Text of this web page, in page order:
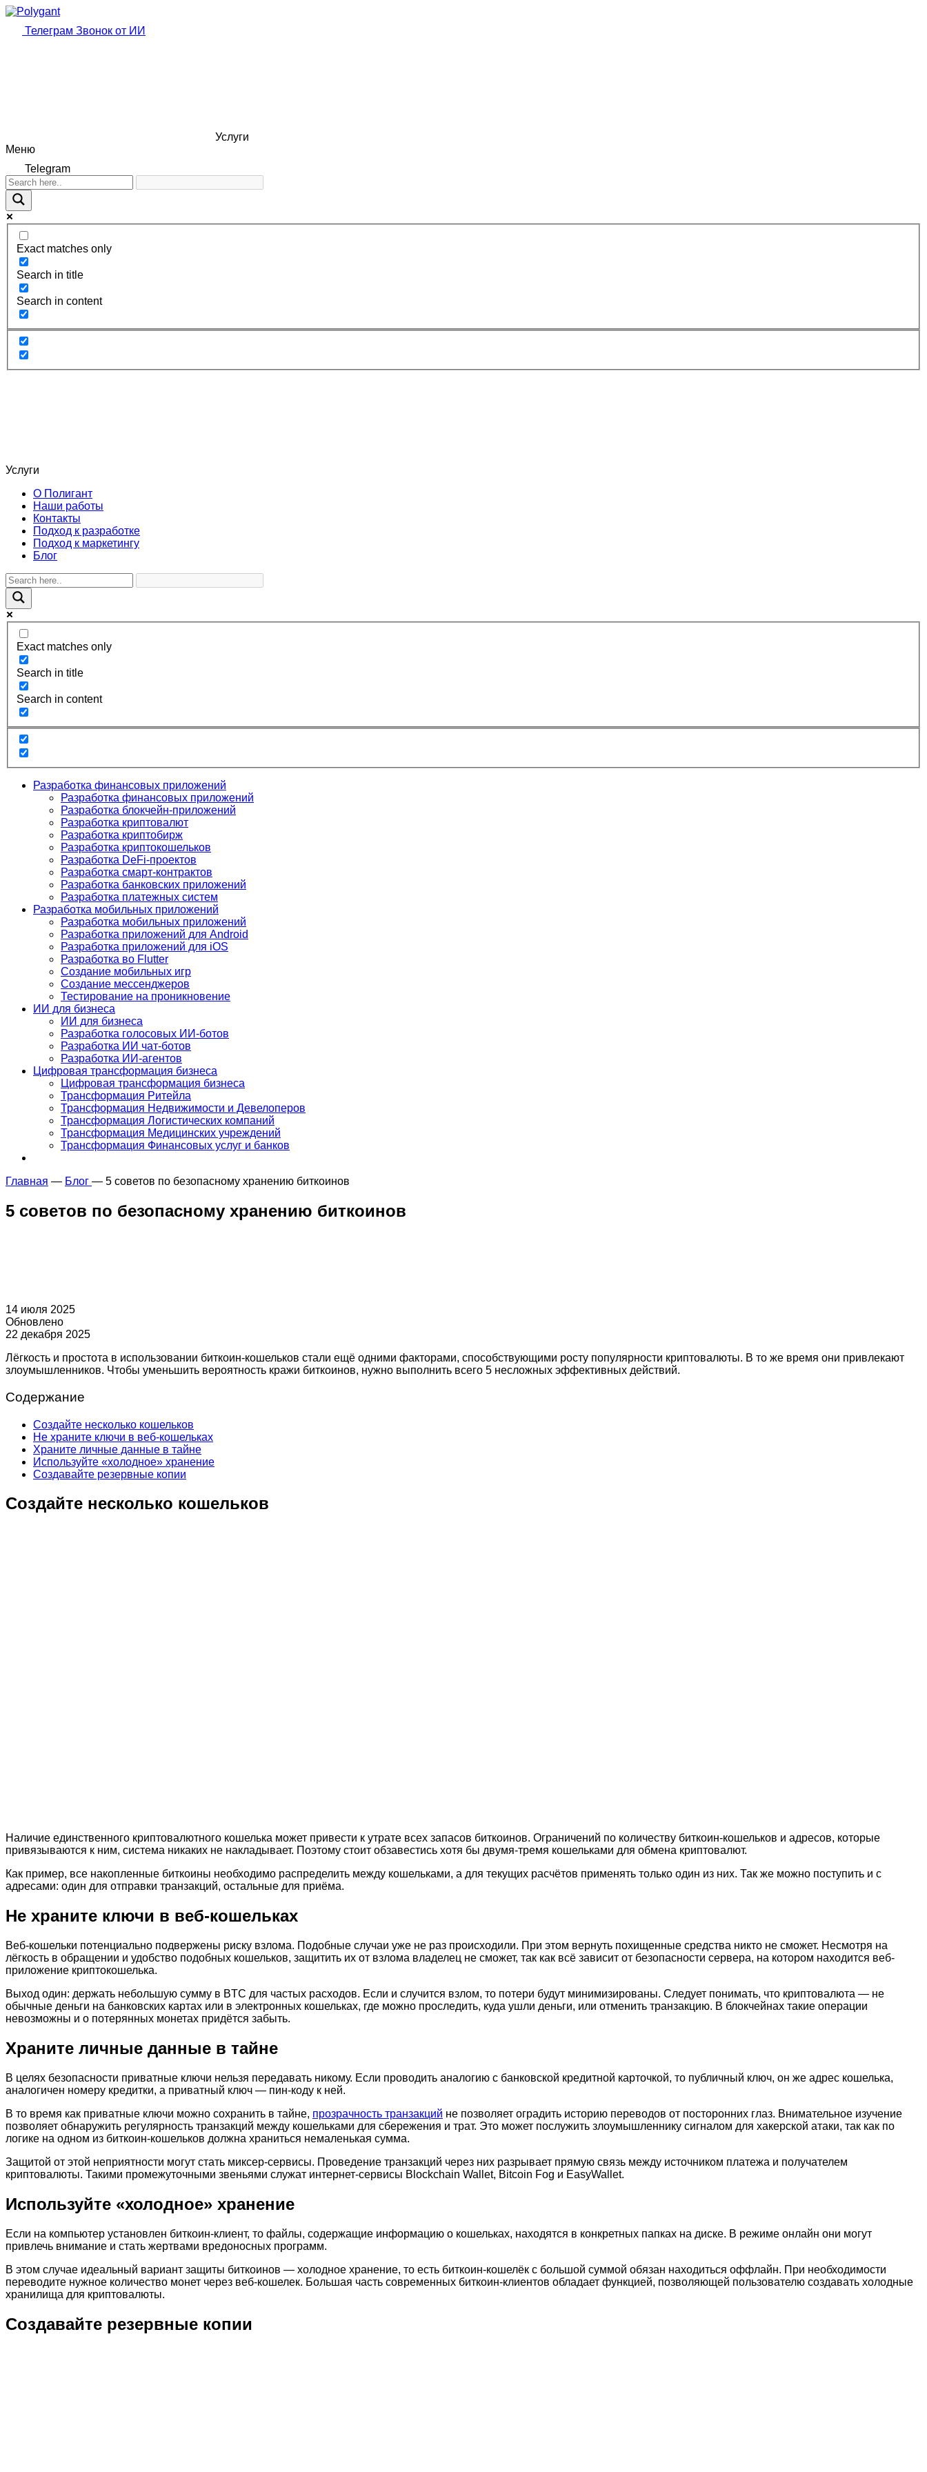
Телеграм Звонок от ИИ
Услуги
Меню
Telegram
Exact matches only
Search in title
Search in content
Услуги
О Полигант
Наши работы
Контакты
Подход к разработке
Подход к маркетингу
Блог
Exact matches only
Search in title
Search in content
Разработка финансовых приложений
Разработка финансовых приложений
Разработка блокчейн-приложений
Разработка криптовалют
Разработка криптобирж
Разработка криптокошельков
Разработка DeFi-проектов
Разработка смарт-контрактов
Разработка банковских приложений
Разработка платежных систем
Разработка мобильных приложений
Разработка мобильных приложений
Разработка приложений для Android
Разработка приложений для iOS
Разработка во Flutter
Создание мобильных игр
Создание мессенджеров
Тестирование на проникновение
ИИ для бизнеса
ИИ для бизнеса
Разработка голосовых ИИ-ботов
Разработка ИИ чат-ботов
Разработка ИИ-агентов
Цифровая трансформация бизнеса
Цифровая трансформация бизнеса
Трансформация Ритейла
Трансформация Недвижимости и Девелоперов
Трансформация Логистических компаний
Трансформация Медицинских учреждений
Трансформация Финансовых услуг и банков
Главная — Блог — 5 советов по безопасному хранению биткоинов
5 советов по безопасному хранению биткоинов
14 июля 2025
Обновлено
22 декабря 2025
Лёгкость и простота в использовании биткоин-кошельков стали ещё одними факторами, способствующими росту популярности криптовалюты. В то же время они привлекают
злоумышленников. Чтобы уменьшить вероятность кражи биткоинов, нужно выполнить всего 5 несложных эффективных действий.
Содержание
Создайте несколько кошельков
Не храните ключи в веб-кошельках
Храните личные данные в тайне
Используйте «холодное» хранение
Создавайте резервные копии
Создайте несколько кошельков
Наличие единственного криптовалютного кошелька может привести к утрате всех запасов биткоинов. Ограничений по количеству биткоин-кошельков и адресов, которые
привязываются к ним, система никаких не накладывает. Поэтому стоит обзавестись хотя бы двумя-тремя кошельками для обмена криптовалют.
Как пример, все накопленные биткоины необходимо распределить между кошельками, а для текущих расчётов применять только один из них. Так же можно поступить и с
адресами: один для отправки транзакций, остальные для приёма.
Не храните ключи в веб-кошельках
Веб-кошельки потенциально подвержены риску взлома. Подобные случаи уже не раз происходили. При этом вернуть похищенные средства никто не сможет. Несмотря на
лёгкость в обращении и удобство подобных кошельков, защитить их от взлома владелец не сможет, так как всё зависит от безопасности сервера, на котором находится веб-
приложение криптокошелька.
Выход один: держать небольшую сумму в BTC для частых расходов. Если и случится взлом, то потери будут минимизированы. Следует понимать, что криптовалюта — не
обычные деньги на банковских картах или в электронных кошельках, где можно проследить, куда ушли деньги, или отменить транзакцию. В блокчейнах такие операции
невозможны и о потерянных монетах придётся забыть.
Храните личные данные в тайне
В целях безопасности приватные ключи нельзя передавать никому. Если проводить аналогию с банковской кредитной карточкой, то публичный ключ, он же адрес кошелька,
аналогичен номеру кредитки, а приватный ключ — пин-коду к ней.
В то время как приватные ключи можно сохранить в тайне, прозрачность транзакций не позволяет оградить историю переводов от посторонних глаз. Внимательное изучение
позволяет обнаружить регулярность транзакций между кошельками для сбережения и трат. Это может послужить злоумышленнику сигналом для хакерской атаки, так как по
логике на одном из биткоин-кошельков должна храниться немаленькая сумма.
Защитой от этой неприятности могут стать миксер-сервисы. Проведение транзакций через них разрывает прямую связь между источником платежа и получателем
криптовалюты. Такими промежуточными звеньями служат интернет-сервисы Blockchain Wallet, Bitcoin Fog и EasyWallet.
Используйте «холодное» хранение
Если на компьютер установлен биткоин-клиент, то файлы, содержащие информацию о кошельках, находятся в конкретных папках на диске. В режиме онлайн они могут
привлечь внимание и стать жертвами вредоносных программ.
В этом случае идеальный вариант защиты биткоинов — холодное хранение, то есть биткоин-кошелёк с большой суммой обязан находиться оффлайн. При необходимости
переводите нужное количество монет через веб-кошелек. Большая часть современных биткоин-клиентов обладает функцией, позволяющей пользователю создавать холодные
хранилища для криптовалюты.
Создавайте резервные копии